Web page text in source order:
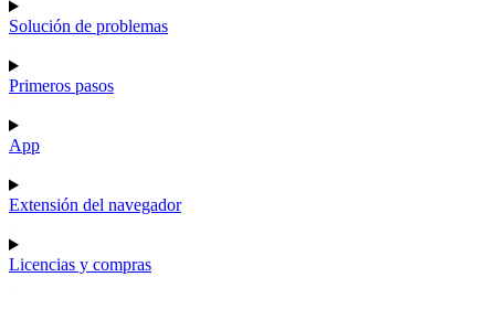
Solución de problemas
Primeros pasos
App
Extensión del navegador
Licencias y compras